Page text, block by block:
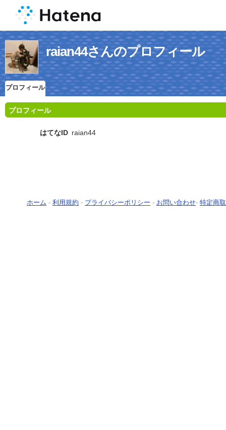
raian44さんのプロフィール
プロフィール
プロフィール
はてなID raian44
ホーム - 利用規約 - プライバシーポリシー - お問い合わせ- 特定商